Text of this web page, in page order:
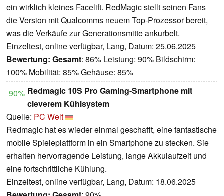
ein wirklich kleines Facelift. RedMagic stellt seinen Fans
die Version mit Qualcomms neuem Top-Prozessor bereit,
was die Verkäufe zur Generationsmitte ankurbelt.
Einzeltest, online verfügbar, Lang, Datum: 25.06.2025
Bewertung: Gesamt: 86% Leistung: 90% Bildschirm:
100% Mobilität: 85% Gehäuse: 85%
90% Redmagic 10S Pro Gaming-Smartphone mit
cleverem Kühlsystem
Quelle: PC Welt
Redmagic hat es wieder einmal geschafft, eine fantastische
mobile Spieleplattform in ein Smartphone zu stecken. Sie
erhalten hervorragende Leistung, lange Akkulaufzeit und
eine fortschrittliche Kühlung.
Einzeltest, online verfügbar, Lang, Datum: 18.06.2025